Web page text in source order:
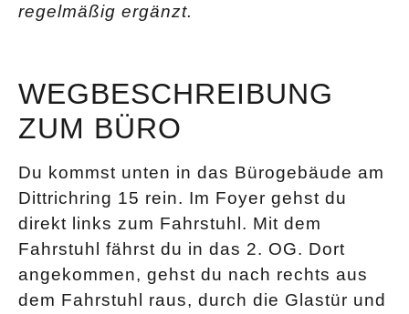
regelmäßig ergänzt.
WEGBESCHREIBUNG
ZUM BÜRO
Du kommst unten in das Bürogebäude am
Dittrichring 15 rein. Im Foyer gehst du
direkt links zum Fahrstuhl. Mit dem
Fahrstuhl fährst du in das 2. OG. Dort
angekommen, gehst du nach rechts aus
dem Fahrstuhl raus, durch die Glastür und